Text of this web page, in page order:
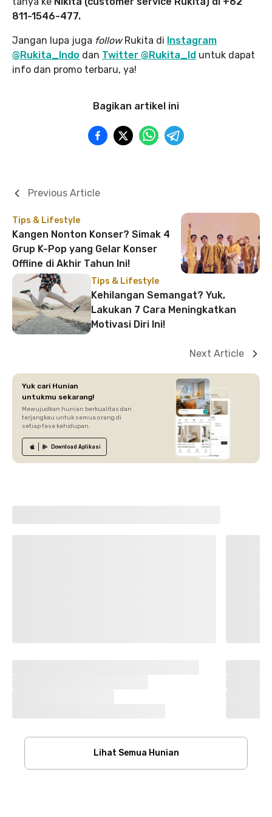
811-1546-477.
Jangan lupa juga followRukita di Instagram
@Rukita_Indo dan Twitter @Rukita_Id untuk dapat
info dan promo terbaru, ya!
Bagikan artikel ini
Tips & Lifestyle
Kangen Nonton Konser? Simak 4
Grup K-Pop yang Gelar Konser
Offline di Akhir Tahun Ini!
Previous Article
Tips & Lifestyle
Kehilangan Semangat? Yuk,
Lakukan 7 Cara Meningkatkan
Motivasi Diri Ini!
Next Article
Yuk cari Hunian
untukmu sekarang!
Mewujudkan hunian berkualitas dan
terjangkau untuk semua orang di
setiap fase kehidupan.
Download Aplikasi
Lihat Semua Hunian